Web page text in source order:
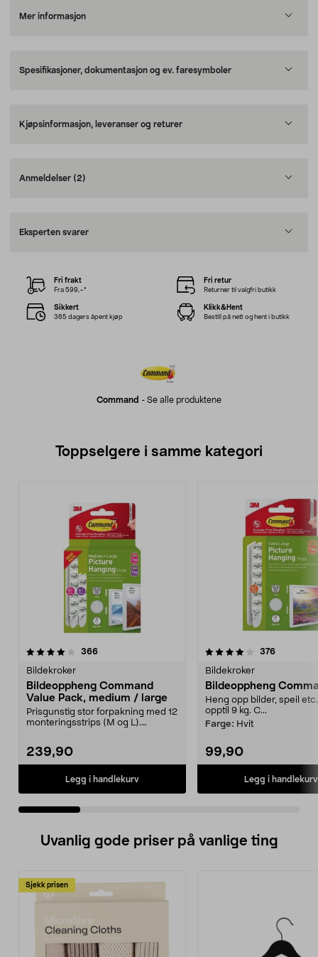
Mer informasjon
Spesifikasjoner, dokumentasjon og ev. faresymboler
Kjøpsinformasjon, leveranser og returer
Anmeldelser (2)
Eksperten svarer
Command - Se alle produktene
Fri frakt
Fra 599,–*
Fri retur
Returner til valgfri butikk
Sikkert
365 dagers åpent kjøp
Klikk&Hent
Bestill på nett og hent i butikk
Toppselgere i samme kategori
366anmeldelser
Bildekroker
Bildeoppheng Command
Value Pack, medium / large
Prisgunstig stor forpakning med 12
monteringsstrips (M og L).
239,90
Legg i handlekurv
4.0 av 5 stjerner 376
Bildekroker
Bildeoppheng
Heng opp bilder, speil
opptil 9 kg. C...
Farge: Hvit
99,90
Legg i handlekurv
4.0 av 5 stjerner
Uvanlig gode priser på vanlige ting
Sjekk prisen